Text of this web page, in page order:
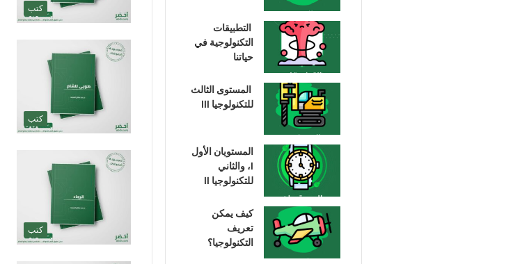
كتب
كتب
كتب
التطبيقات
التكنولوجية في
حياتنا
المستوى الثالث
للتكنولوجيا III
المستويان الأول
I، والثاني
للتكنولوجيا II
كيف يمكن
تعريف
التكنولوجيا؟